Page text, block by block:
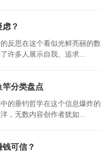
？
反思在这个看似光鲜亮丽的数
许多人展示自我、追求...
分类盘点
的垂钓哲学在这个信息爆炸的
，无数内容创作者犹如...
可信？